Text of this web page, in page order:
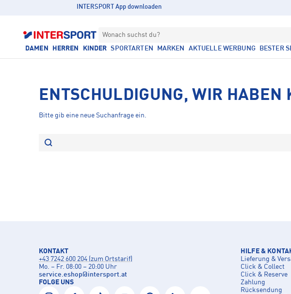
INTERSPORT App downloaden
Wonach suchst du?
DAMEN HERREN KINDER SPORTARTEN MARKEN AKTUELLE WERBUNG BESTER
ENTSCHULDIGUNG, WIR HABEN
Bitte gib eine neue Suchanfrage ein.
KONTAKT
+43 7242 600 204 (zum Ortstarif)
Mo. – Fr. 08:00 – 20:00 Uhr
service.eshop@intersport.at
FOLGE UNS
HILFE &
Lieferung &
Click & Collect
Click & Reserve
Zahlung
Rücksendung